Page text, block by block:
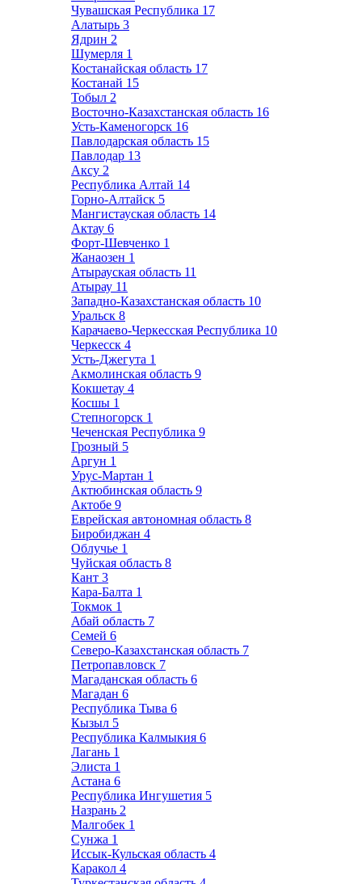
Чувашская Республика 17
Алатырь 3
Ядрин 2
Шумерля 1
Костанайская область 17
Костанай 15
Тобыл 2
Восточно-Казахстанская область 16
Усть-Каменогорск 16
Павлодарская область 15
Павлодар 13
Аксу 2
Республика Алтай 14
Горно-Алтайск 5
Мангистауская область 14
Актау 6
Форт-Шевченко 1
Жанаозен 1
Атырауская область 11
Атырау 11
Западно-Казахстанская область 10
Уральск 8
Карачаево-Черкесская Республика 10
Черкесск 4
Усть-Джегута 1
Акмолинская область 9
Кокшетау 4
Косшы 1
Степногорск 1
Чеченская Республика 9
Грозный 5
Аргун 1
Урус-Мартан 1
Актюбинская область 9
Актобе 9
Еврейская автономная область 8
Биробиджан 4
Облучье 1
Чуйская область 8
Кант 3
Кара-Балта 1
Токмок 1
Абай область 7
Семей 6
Северо-Казахстанская область 7
Петропавловск 7
Магаданская область 6
Магадан 6
Республика Тыва 6
Кызыл 5
Республика Калмыкия 6
Лагань 1
Элиста 1
Астана 6
Республика Ингушетия 5
Назрань 2
Малгобек 1
Сунжа 1
Иссык-Кульская область 4
Каракол 4